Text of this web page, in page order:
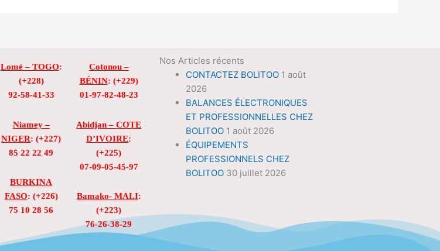
Lomé – TOGO:
(+228)
92-58-41-33
Niamey –
NIGER: (+227)
85 22 22 49
BURKINA
FASO: (+226)
75 10 28 56
Cotonou –
BÉNIN: (+229)
01-97-82-48-23
Abidjan – COTE
D’IVOIRE:
(+225)
07-09-05-45-97
Bamako- MALI:
(+223)
76-26-38-29
Nos Articles récents
CONTACTEZ BOLITOO 1 août
2026
BALANCES ÉLECTRONIQUES
ET PROFESSIONNELLES CHEZ
BOLITOO 1 août 2026
ÉQUIPEMENTS
PROFESSIONNELS CHEZ
BOLITOO 30 juillet 2026